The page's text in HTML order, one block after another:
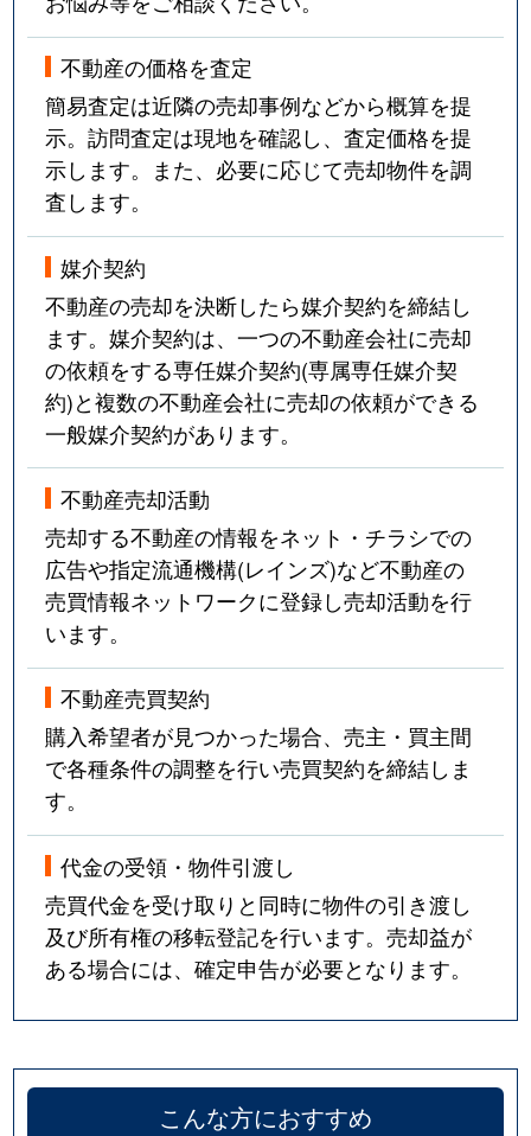
不動産の価格を査定
簡易査定は近隣の売却事例などから概算を提
示。訪問査定は現地を確認し、査定価格を提
示します。また、必要に応じて売却物件を調
査します。
媒介契約
不動産の売却を決断したら媒介契約を締結し
ます。媒介契約は、一つの不動産会社に売却
の依頼をする専任媒介契約(専属専任媒介契
約)と複数の不動産会社に売却の依頼ができる
一般媒介契約があります。
不動産売却活動
売却する不動産の情報をネット・チラシでの
広告や指定流通機構(レインズ)など不動産の
売買情報ネットワークに登録し売却活動を行
います。
不動産売買契約
購入希望者が見つかった場合、売主・買主間
で各種条件の調整を行い売買契約を締結しま
す。
代金の受領・物件引渡し
売買代金を受け取りと同時に物件の引き渡し
及び所有権の移転登記を行います。売却益が
ある場合には、確定申告が必要となります。
こんな方におすすめ